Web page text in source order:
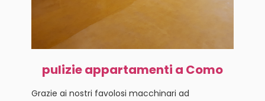
pulizie appartamenti a Como
Grazie ai nostri favolosi macchinari ad